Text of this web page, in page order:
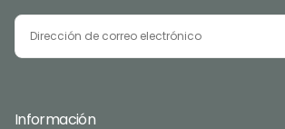
CORREO
ELECTRÓNICO
Información